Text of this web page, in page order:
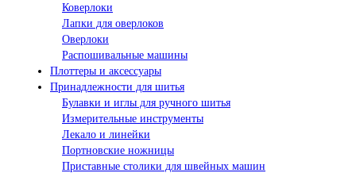
Коверлоки
Лапки для оверлоков
Оверлоки
Распошивальные машины
Плоттеры и аксессуары
Принадлежности для шитья
Булавки и иглы для ручного шитья
Измерительные инструменты
Лекало и линейки
Портновские ножницы
Приставные столики для швейных машин